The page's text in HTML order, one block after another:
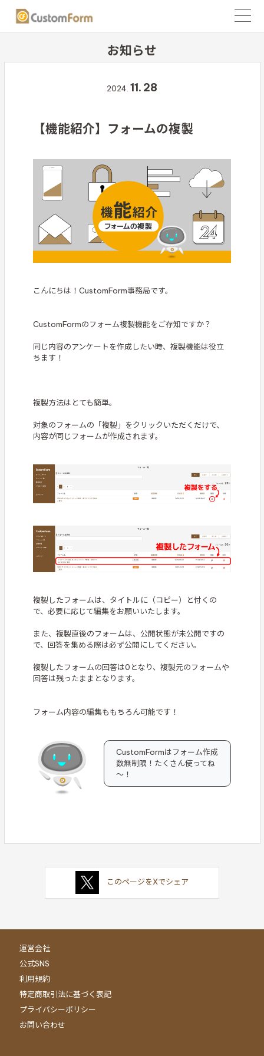
お知らせ
2024. 11. 28
【機能紹介】フォームの複製
こんにちは！CustomForm事務局です。
CustomFormのフォーム複製機能をご存知ですか？
同じ内容のアンケートを作成したい時、複製機能は役立
ちます！
複製方法はとても簡単。
対象のフォームの「複製」をクリックいただくだけで、
内容が同じフォームが作成されます。
複製したフォームは、タイトルに（コピー）と付くの
で、必要に応じて編集をお願いいたします。
また、複製直後のフォームは、公開状態が未公開ですの
で、回答を集める際は必ず公開にしてください。
複製したフォームの回答は0となり、複製元のフォームや
回答は残ったままとなります。
フォーム内容の編集ももちろん可能です！
CustomFormはフォーム作成
数無制限！たくさん使ってね
～！
このページをXでシェア
運営会社
公式SNS
利用規約
特定商取引法に基づく表記
プライバシーポリシー
お問い合わせ